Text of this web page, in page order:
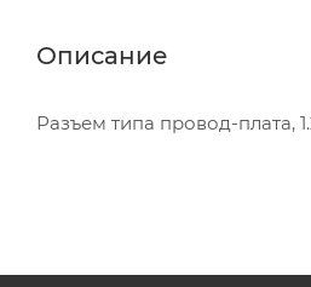
Описание
Разъем типа провод-плата,